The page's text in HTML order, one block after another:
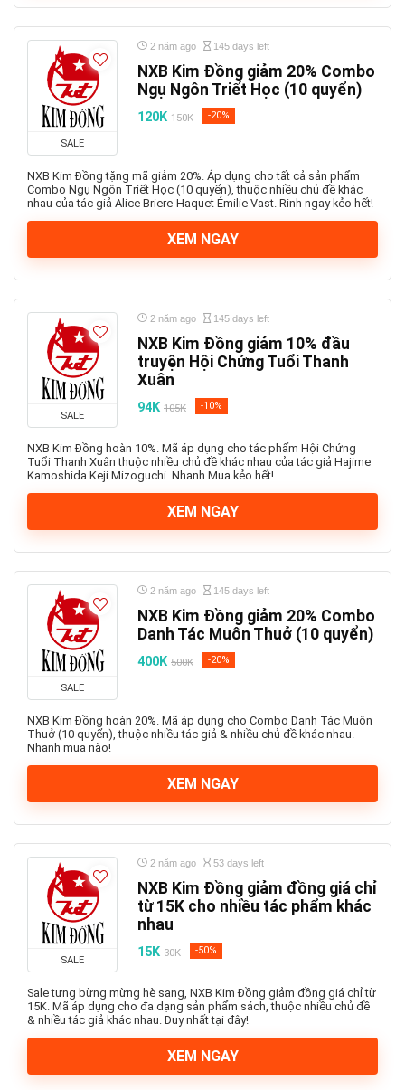
SALE
2 năm ago 145 days left
NXB Kim Đồng giảm 20% Combo
Ngụ Ngôn Triết Học (10 quyển)
120K 150K -20%
NXB Kim Đồng tặng mã giảm 20%. Áp dụng cho tất cả sản phẩm
Combo Ngụ Ngôn Triết Học (10 quyển), thuộc nhiều chủ đề khác
nhau của tác giả Alice Briere-Haquet Émilie Vast. Rinh ngay kẻo hết!
XEM NGAY
SALE
2 năm ago 145 days left
NXB Kim Đồng giảm 10% đầu
truyện Hội Chứng Tuổi Thanh
Xuân
94K 105K -10%
NXB Kim Đồng hoàn 10%. Mã áp dụng cho tác phẩm Hội Chứng
Tuổi Thanh Xuân thuộc nhiều chủ đề khác nhau của tác giả Hajime
Kamoshida Keji Mizoguchi. Nhanh Mua kẻo hết!
XEM NGAY
SALE
2 năm ago 145 days left
NXB Kim Đồng giảm 20% Combo
Danh Tác Muôn Thuở (10 quyển)
400K 500K -20%
NXB Kim Đồng hoàn 20%. Mã áp dụng cho Combo Danh Tác Muôn
Thuở (10 quyển), thuộc nhiều tác giả & nhiều chủ đề khác nhau.
Nhanh mua nào!
XEM NGAY
SALE
2 năm ago 53 days left
NXB Kim Đồng giảm đồng giá chỉ
từ 15K cho nhiều tác phẩm khác
nhau
15K 30K -50%
Sale tưng bừng mừng hè sang, NXB Kim Đồng giảm đồng giá chỉ từ
15K. Mã áp dụng cho đa dạng sản phẩm sách, thuộc nhiều chủ đề
& nhiều tác giả khác nhau. Duy nhất tại đây!
XEM NGAY